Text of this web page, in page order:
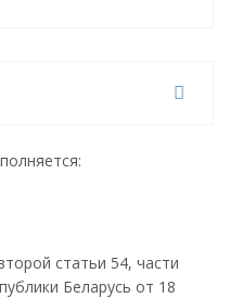
статьи 54, части
Беларусь от 18